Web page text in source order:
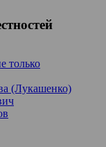
только
(Лукашенко)